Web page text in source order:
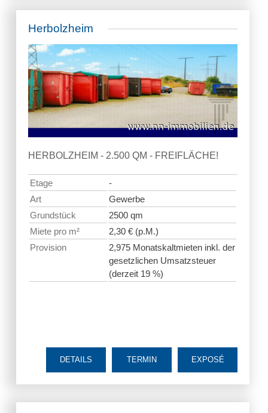
Herbolzheim
HERBOLZHEIM - 2.500 QM - FREIFLÄCHE!
Etage
-
Art
Gewerbe
Grundstück
2500 qm
Miete pro m²
2,30 € (p.M.)
Provision
2,975 Monatskaltmieten inkl. der
gesetzlichen Umsatzsteuer
(derzeit 19 %)
EXPOSÉ
TERMIN
DETAILS